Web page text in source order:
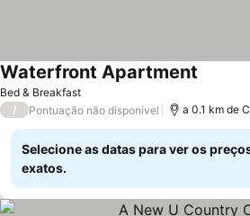
Bed & Breakfast
Waterfront Apartment
/ Pontuação não disponível a 0.1 km de
Selecione as datas para ver os
exatos.